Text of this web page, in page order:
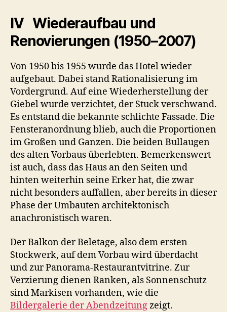
IV Wiederaufbau und
Renovierungen (1950–2007)
Von 1950 bis 1955 wurde das Hotel wieder
aufgebaut. Dabei stand Rationalisierung im
Vordergrund. Auf eine Wiederherstellung der
Giebel wurde verzichtet, der Stuck verschwand.
Es entstand die bekannte schlichte Fassade. Die
Fensteranordnung blieb, auch die Proportionen
im Großen und Ganzen. Die beiden Bullaugen
des alten Vorbaus überlebten. Bemerkenswert
ist auch, dass das Haus an den Seiten und
hinten weiterhin seine Erker hat, die zwar
nicht besonders auffallen, aber bereits in dieser
Phase der Umbauten architektonisch
anachronistisch waren.
Der Balkon der Beletage, also dem ersten
Stockwerk, auf dem Vorbau wird überdacht
und zur Panorama-Restaurantvitrine. Zur
Verzierung dienen Ranken, als Sonnenschutz
sind Markisen vorhanden, wie die
Bildergalerie der Abendzeitungzeigt.